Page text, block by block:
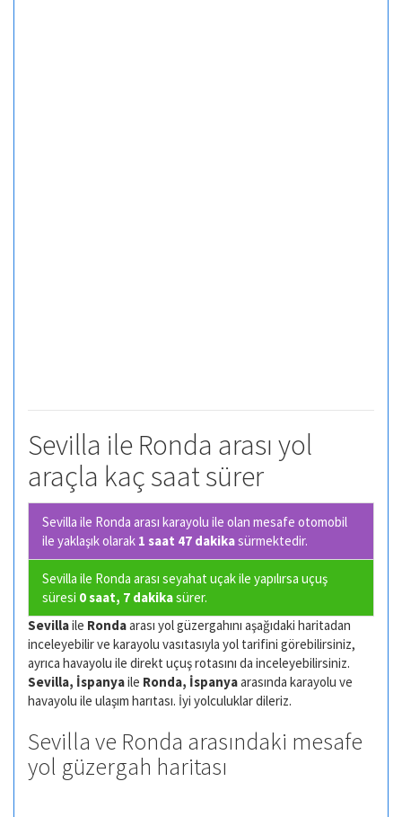
Sevilla ile Ronda arası yol
araçla kaç saat sürer
Sevilla ile Ronda arası karayolu ile olan mesafe otomobil
ile yaklaşık olarak 1 saat 47 dakikasürmektedir.
Sevilla ile Ronda arası seyahat uçak ile yapılırsa uçuş
süresi 0 saat, 7 dakikasürer.
Sevillaile Rondaarası yol güzergahını aşağıdaki haritadan
inceleyebilir ve karayolu vasıtasıyla yol tarifini görebilirsiniz,
ayrıca havayolu ile direkt uçuş rotasını da inceleyebilirsiniz.
Sevilla, İspanyaile Ronda, İspanyaarasında karayolu ve
havayolu ile ulaşım harıtası. İyi yolculuklar dileriz.
Sevilla ve Ronda arasındaki mesafe
yol güzergah haritası